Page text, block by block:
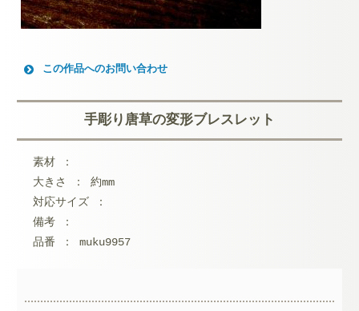
この作品へのお問い合わせ
手彫り唐草の変形ブレスレット
素材 ：
大きさ ： 約mm
対応サイズ ：
備考 ：
品番 ： muku9957